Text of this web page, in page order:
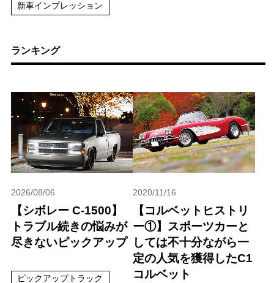
新車インプレッション
ランキング
2026/08/06
【シボレー C-1500】
トラブル続きの悩みが
尽きないピックアップ
ピックアップトラック
2020/11/16
【コルベットヒストリ
ー①】スポーツカーと
しては不十分ながら一
定の人気を獲得したC1
コルベット